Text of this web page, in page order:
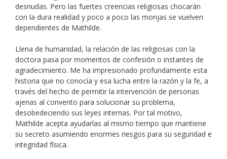
desnudas. Pero las fuertes creencias religiosas chocarán
con la dura realidad y poco a poco las monjas se vuelven
dependientes de Mathilde.
Llena de humanidad, la relación de las religiosas con la
doctora pasa por momentos de confesión o instantes de
agradecimiento. Me ha impresionado profundamente esta
historia que no conocía y esa lucha entre la razón y la fe, a
través del hecho de permitir la intervención de personas
ajenas al convento para solucionar su problema,
desobedeciendo sus leyes internas. Por tal motivo,
Mathilde acepta ayudarlas al mismo tiempo que mantiene
su secreto asumiendo enormes riesgos para su seguridad e
integridad física.